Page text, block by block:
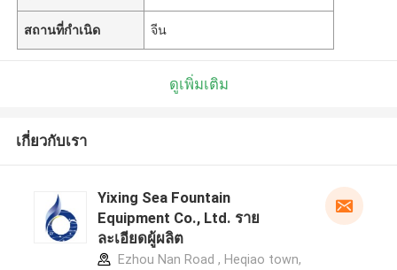
สถานที่กำเนิด จีน
ดูเพิ่มเติม
เกี่ยวกับเรา
Yixing Sea Fountain
Equipment Co., Ltd. ราย
ละเอียดผู้ผลิต
Ezhou Nan Road , Heqiao town,